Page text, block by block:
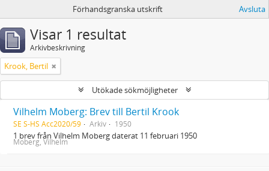
Förhandsgranska utskrift Avsluta
Visar 1 resultat
Arkivbeskrivning
Krook, Bertil
Utökade sökmöjligheter
Vilhelm Moberg: Brev till Bertil Krook
SE S-HS Acc2020/59 Arkiv 1950
1 brev från Vilhelm Moberg daterat 11 februari 1950
Moberg, Vilhelm